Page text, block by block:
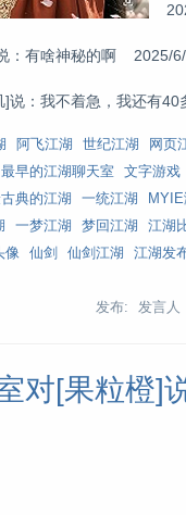
：有啥神秘的啊 2025/
]说：我不着急，我还有
阿飞江湖 世纪江湖 网页
最早的江湖聊天室 文字游戏
典的江湖 一统江湖
一梦江湖 梦回江湖 江湖
像 仙剑 仙剑江湖 江湖发
发布: 发言人
对[果粒橙]